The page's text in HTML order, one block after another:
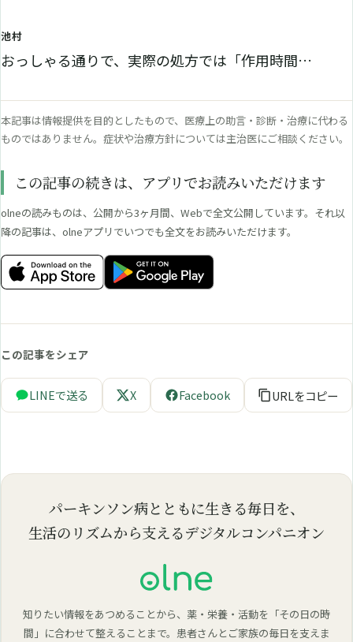
池村
おっしゃる通りで、実際の処方では「作用時間…
本記事は情報提供を目的としたもので、医療上の助言・診断・治療に代わる
ものではありません。症状や治療方針については主治医にご相談ください。
この記事の続きは、アプリでお読みいただけます
olneの読みものは、公開から3ヶ月間、Webで全文公開しています。それ以
降の記事は、olneアプリでいつでも全文をお読みいただけます。
この記事をシェア
LINEで送る X Facebook URLをコピー
パーキンソン病とともに生きる毎日を、
生活のリズムから支えるデジタルコンパニオン
知りたい情報をあつめることから、薬・栄養・活動を「その日の時
間」に合わせて整えることまで。患者さんとご家族の毎日を支えま